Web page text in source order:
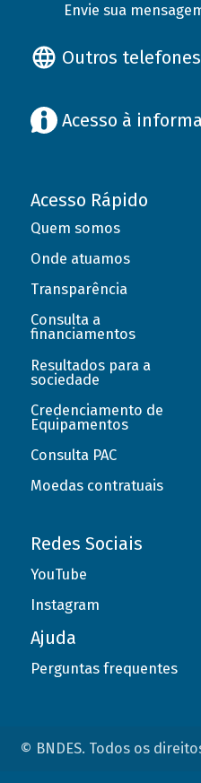
Envie sua
Outros
Acesso à
Acesso Rápido
Quem somos
Onde atuamos
Transparência
Consulta a
financiamentos
Resultados para a
sociedade
Credenciamento de
Equipamentos
Consulta PAC
Moedas contratuais
Redes Sociais
YouTube
Instagram
Ajuda
Perguntas frequentes
© BNDES. Todos os